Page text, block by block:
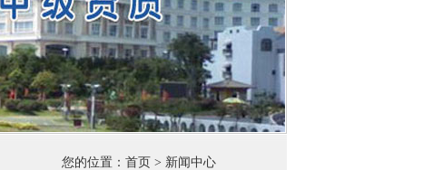
您的位置：首页 > 新闻中心